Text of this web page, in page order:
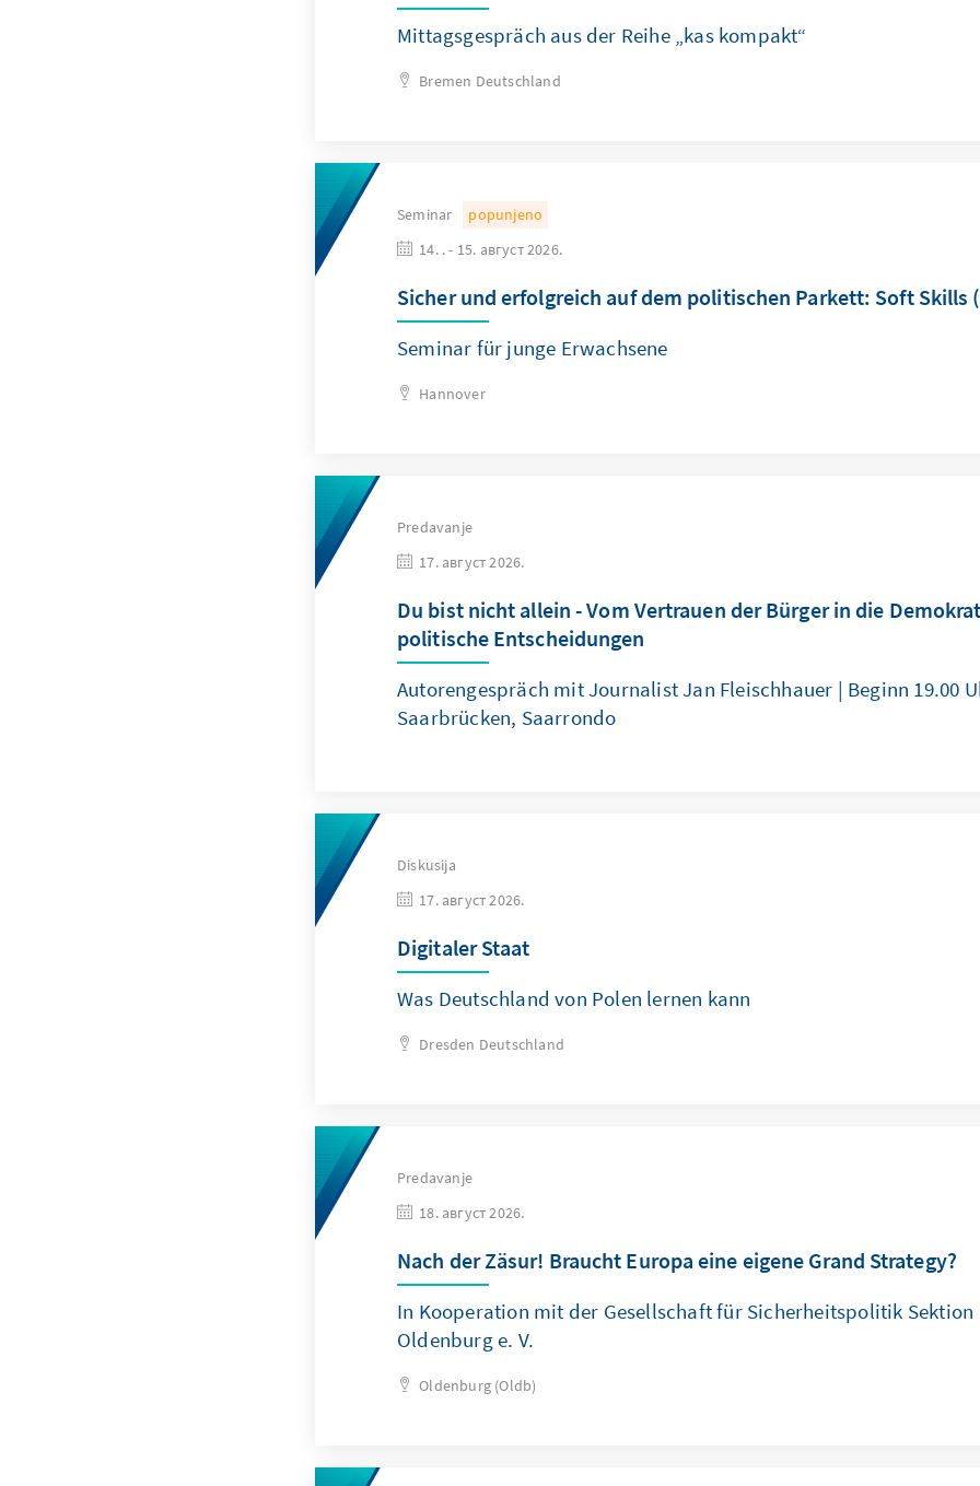
Mittagsgespräch aus der Reihe „kas kompakt“
Bremen Deutschland
Seminar
popunjeno
14. . - 15. август 2026.
Sicher und erfolgreich auf dem politischen Parkett: Soft Skills
Seminar für junge Erwachsene
Hannover
Predavanje
17. август 2026.
Du bist nicht allein - Vom Vertrauen der Bürger in die
politische Entscheidungen
Autorengespräch mit Journalist Jan Fleischhauer | Beginn 19.00
Saarbrücken, Saarrondo
Diskusija
17. август 2026.
Digitaler Staat
Was Deutschland von Polen lernen kann
Dresden Deutschland
Predavanje
18. август 2026.
Nach der Zäsur! Braucht Europa eine eigene Grand Strategy?
In Kooperation mit der Gesellschaft für Sicherheitspolitik Sektion
Oldenburg e. V.
Oldenburg (Oldb)